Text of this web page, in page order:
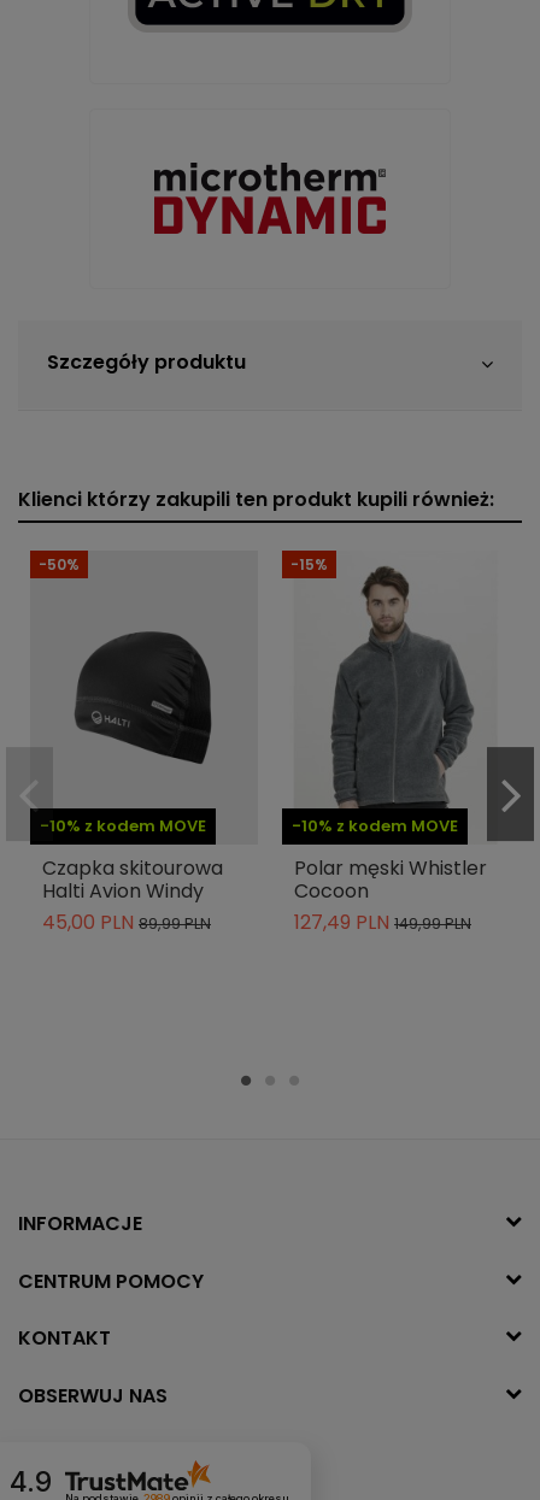
Szczegóły produktu
Klienci którzy zakupili ten produkt kupili również:
-10% z kodem MOVE
-50%
Czapka skitourowa
Halti Avion Windy
45,00 PLN 89,99 PLN
-10% z kodem MOVE
-15%
Polar męski Whistler
Cocoon
127,49 PLN 149,99 PLN
INFORMACJE
CENTRUM POMOCY
KONTAKT
OBSERWUJ NAS
4.9